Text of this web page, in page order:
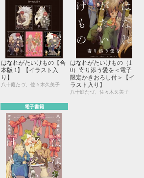
はなれがたいけもの【合
本版 1】【イラスト入
り】
八十庭たづ、佐々木久美子
はなれがたいけもの（1
0）寄り添う愛を＜電子
限定かきおろし付＞【イ
ラスト入り】
八十庭たづ、佐々木久美子
電子書籍